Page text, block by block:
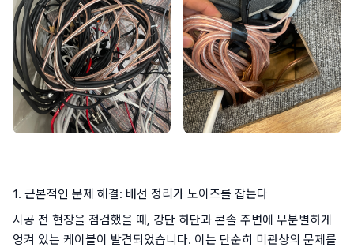
1. 근본적인 문제 해결: 배선 정리가 노이즈를 잡는다
시공 전 현장을 점검했을 때, 강단 하단과 콘솔 주변에 무분별하게
엉켜 있는 케이블이 발견되었습니다. 이는 단순히 미관상의 문제를